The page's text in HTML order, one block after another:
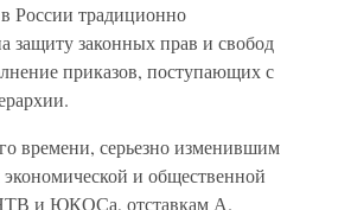
России традиционно
защиту законных прав и свобод
приказов, поступающих с
времени, серьезно изменившим
и общественной
и ЮКОСа, отставкам А.